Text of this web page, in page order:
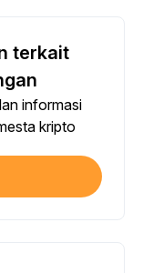
terkait
informasi
kripto